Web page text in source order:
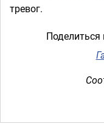
тревог.
Поделиться